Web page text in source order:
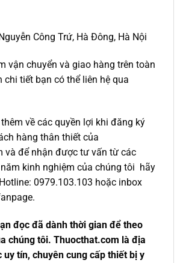
Công Trứ, Hà Đông, Hà Nội
vận chuyển và giao hàng trên toàn
chi tiết bạn có thể liên hệ qua
về các quyền lợi khi đăng ký
hàng thân thiết của
và để nhận được tư vấn từ các
kinh nghiệm của chúng tôi hãy
0979.103.103 hoặc inbox
đọc đã dành thời gian để theo
chúng tôi. Thuocthat.com là địa
uy tín, chuyên cung cấp thiết bị y